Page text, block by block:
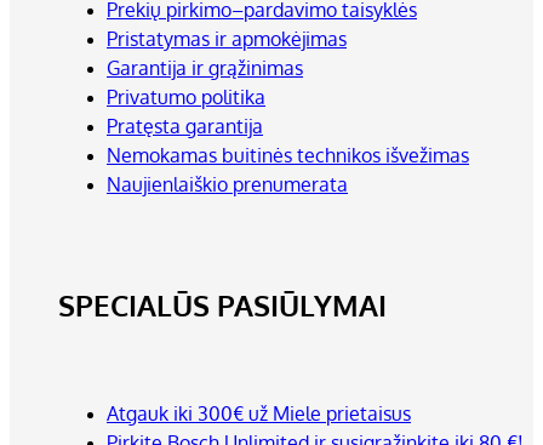
Prekių pirkimo–pardavimo taisyklės
Pristatymas ir apmokėjimas
Garantija ir grąžinimas
Privatumo politika
Pratęsta garantija
Nemokamas buitinės technikos išvežimas
Naujienlaiškio prenumerata
SPECIALŪS PASIŪLYMAI
Atgauk iki 300€ už Miele prietaisus